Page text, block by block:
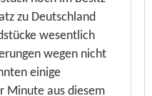
zu Deutschland
wesentlich
wegen nicht
einige
Minute aus diesem